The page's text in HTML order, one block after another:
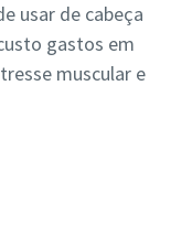
usar de cabeça
gastos em
muscular e